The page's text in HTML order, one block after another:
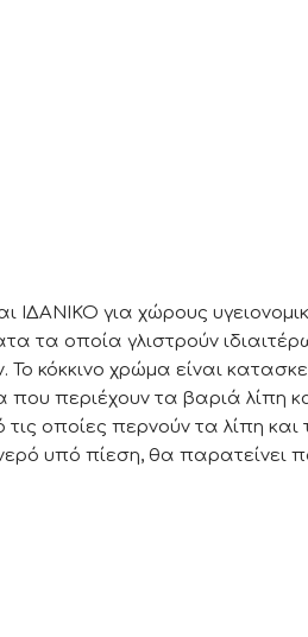
ΙΔΑΝΙΚΟ για χώρους
τα οποία γλιστρούν
κόκκινο χρώμα είναι
περιέχουν τα βαριά λίπη
οποίες περνούν τα λίπη
υπό πίεση, θα παρατείνει